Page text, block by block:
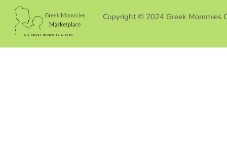
Copyright © 2024 Greek Mommies